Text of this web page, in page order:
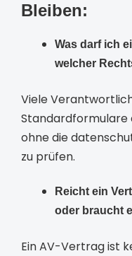
Bleiben:
Was darf ich
welcher
Viele
Standardformulare
ohne die
zu prüfen.
Reicht ein
oder braucht
Ein AV-Vertrag ist